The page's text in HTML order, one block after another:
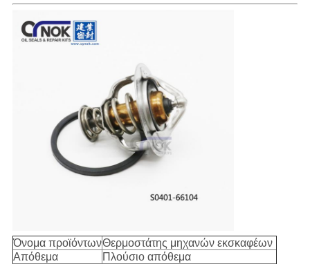
Όνομα προϊόντωνΘερμοστάτης μηχανών εκσκαφέων
Απόθεμα
Πλούσιο απόθεμα